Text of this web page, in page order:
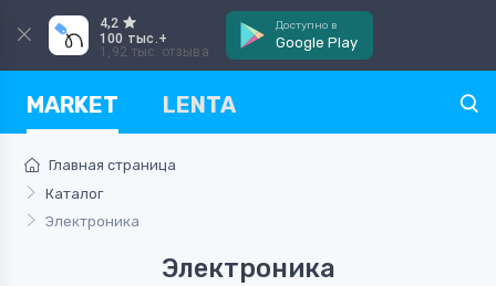
4,2
100 тыс.+
1,92 тыс. отзыва
Доступно в
Google Play
MARKET LENTA
Главная страница
Каталог
Электроника
Электроника